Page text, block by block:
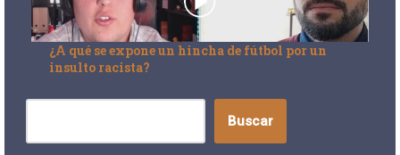
¿A qué se expone un hincha de fútbol por un
insulto racista?
Buscar